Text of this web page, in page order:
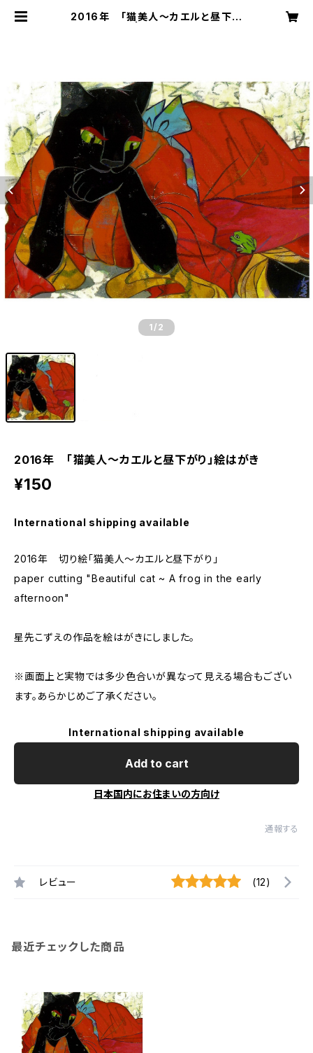
2016年 「猫美人～カエルと昼下が
1 /2
2016年 「猫美人～カエルと昼下がり」絵はがき
¥150
International shipping available
2016年 切り絵「猫美人～カエルと昼下がり」
paper cutting "Beautiful cat ~ A frog in the early
afternoon"
星先こずえの作品を絵はがきにしました。
※画面上と実物では多少色合いが異なって見える場合もござい
ます。あらかじめご了承ください。
International shipping available
Add to cart
日本国内にお住まいの方向け
通報する
レビュー (12)
最近チェックした商品